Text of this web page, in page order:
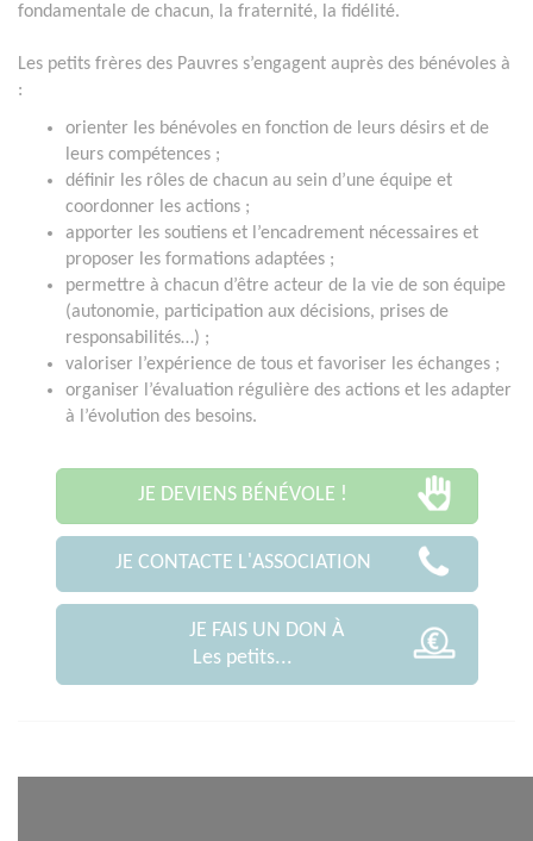
fondamentale de chacun, la fraternité, la fidélité.
Les petits frères des Pauvres s’engagent auprès des bénévoles à
:
orienter les bénévoles en fonction de leurs désirs et de
leurs compétences ;
définir les rôles de chacun au sein d’une équipe et
coordonner les actions ;
apporter les soutiens et l’encadrement nécessaires et
proposer les formations adaptées ;
permettre à chacun d’être acteur de la vie de son équipe
(autonomie, participation aux décisions, prises de
responsabilités…) ;
valoriser l’expérience de tous et favoriser les échanges ;
organiser l’évaluation régulière des actions et les adapter
à l’évolution des besoins.
JE DEVIENS BÉNÉVOLE !
JE CONTACTE L'ASSOCIATION
JE FAIS UN DON À
Les petits...